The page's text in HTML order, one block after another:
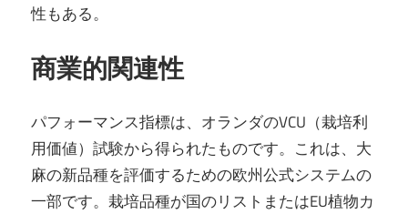
性もある。
商業的関連性
パフォーマンス指標は、オランダのVCU（栽培利
用価値）試験から得られたものです。これは、大
麻の新品種を評価するための欧州公式システムの
一部です。栽培品種が国のリストまたはEU植物カ